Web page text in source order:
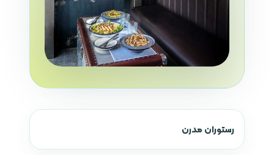
رستوران مدرن